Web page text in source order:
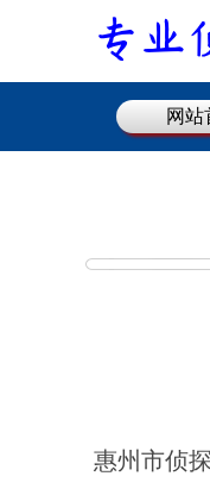
网站
惠州市侦